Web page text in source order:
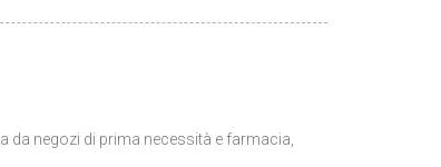
negozi di prima necessità e farmacia,